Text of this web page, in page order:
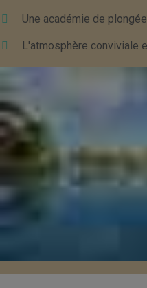
Une académie de
L'atmosphère conviviale